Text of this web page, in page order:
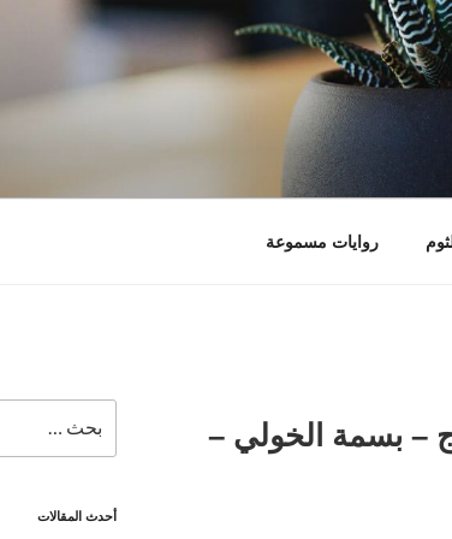
روايات مسموعة
– بسمة الخولي –
عن:
أحدث المقالات